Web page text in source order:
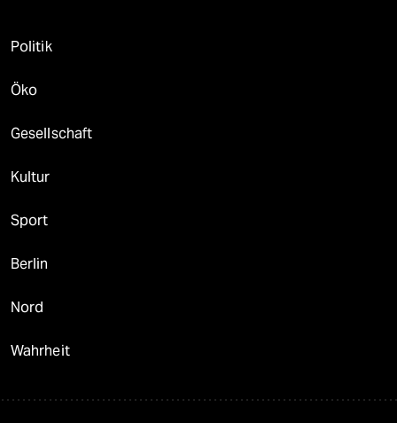
Politik
Öko
Gesellschaft
Kultur
Sport
Berlin
Nord
Wahrheit